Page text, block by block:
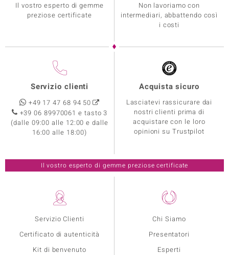
Servizio Clienti
Certificato di autenticità
Kit di benvenuto
Chi Siamo
Presentatori
Esperti
Il vostro esperto di gemme
preziose certificate
Non lavoriamo con
intermediari, abbattendo così
i costi
Servizio clienti
+49 17 47 68 94 50
+39 06 89970061 e tasto 3
(dalle 09:00 alle 12:00 e dalle
16:00 alle 18:00)
Acquista sicuro
Lasciatevi rassicurare dai
nostri clienti prima di
acquistare con le loro
opinioni su Trustpilot
Il vostro esperto di gemme preziose certificate